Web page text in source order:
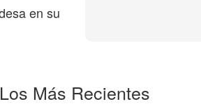
en su
Los Más Recientes